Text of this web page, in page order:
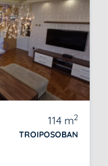
114 m2
TROIPOSOBAN